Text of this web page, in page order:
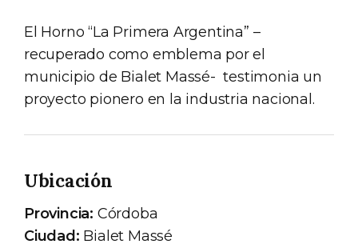
El Horno “La Primera Argentina” –
recuperado como emblema por el
municipio de Bialet Massé- testimonia un
proyecto pionero en la industria nacional.
Ubicación
Provincia: Córdoba
Ciudad: Bialet Massé